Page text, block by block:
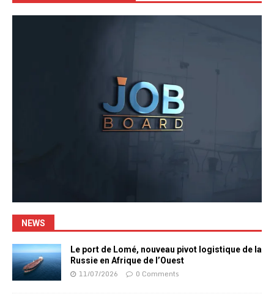
NEWS
Le port de Lomé, nouveau pivot logistique de la
Russie en Afrique de l’Ouest
11/07/2026 0 Comments